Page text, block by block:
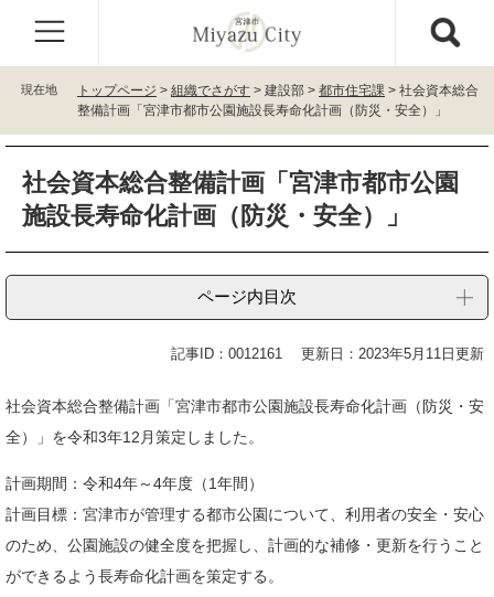
で
ば
現在地 トップページ > 組織でさがす > 建設部 > 都市住宅課 > 社会資本総合
整備計画「宮津市都市公園施設長寿命化計画（防災・安全）」
社会資本総合整備計画「宮津市都市公園
施設長寿命化計画（防災・安全）」
ページ内目次
記事ID：0012161 更新日：2023年5月11日更新
社会資本総合整備計画「宮津市都市公園施設長寿命化計画（防災・安
全）」を令和3年12月策定しました。
計画期間：令和4年～4年度（1年間）
計画目標：宮津市が管理する都市公園について、利用者の安全・安心
のため、公園施設の健全度を把握し、計画的な補修・更新を行うこと
ができるよう長寿命化計画を策定する。